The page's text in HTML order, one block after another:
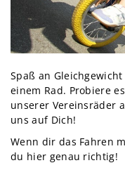
Spaß an
einem Rad. Probiere
unserer Vereinsräder
uns auf Dich!
Wenn dir das Fahren
du hier genau richtig!